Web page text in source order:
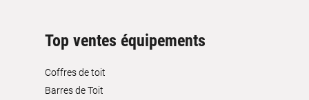
Top ventes équipements
Coffres de toit
Barres de Toit